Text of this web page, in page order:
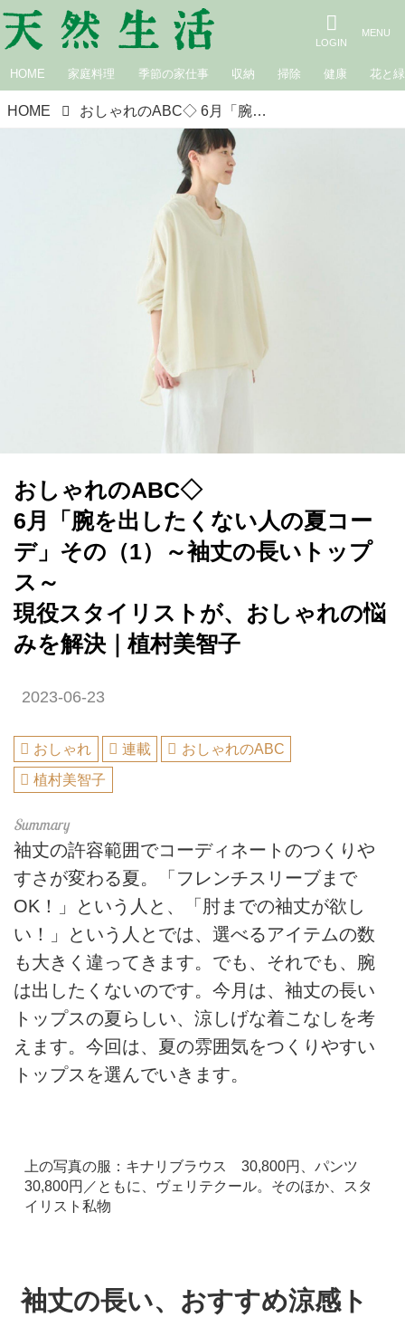
HOME 家庭料理 季節の家仕事 収納 掃除 健康 花と緑
HOME おしゃれのABC◇ 6月「腕を出したくない人の夏コーデ」その（1）～袖丈の長いトップス～ 現役スタイリストが、おしゃれの悩みを解決｜植村美智子
おしゃれのABC◇
6月「腕を出したくない人の夏コー
デ」その（1）～袖丈の長いトップ
ス～
現役スタイリストが、おしゃれの悩
みを解決｜植村美智子
2023-06-23
おしゃれ 連載
おしゃれのABC
植村美智子
袖丈の許容範囲でコーディネートのつくりや
すさが変わる夏。「フレンチスリーブまで
OK！」という人と、「肘までの袖丈が欲し
い！」という人とでは、選べるアイテムの数
も大きく違ってきます。でも、それでも、腕
は出したくないのです。今月は、袖丈の長い
トップスの夏らしい、涼しげな着こなしを考
えます。今回は、夏の雰囲気をつくりやすい
トップスを選んでいきます。
上の写真の服：キナリブラウス 30,800円、パンツ
30,800円／ともに、ヴェリテクール。そのほか、スタ
イリスト私物
袖丈の長い、おすすめ涼感ト